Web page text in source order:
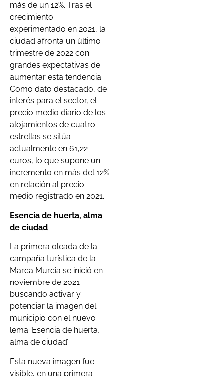
más de un 12%. Tras el
crecimiento
experimentado en 2021, la
ciudad afronta un último
trimestre de 2022 con
grandes expectativas de
aumentar esta tendencia.
Como dato destacado, de
interés para el sector, el
precio medio diario de los
alojamientos de cuatro
estrellas se sitúa
actualmente en 61,22
euros, lo que supone un
incremento en más del 12%
en relación al precio
medio registrado en 2021.
Esencia de huerta, alma
de ciudad
La primera oleada de la
campaña turística de la
Marca Murcia se inició en
noviembre de 2021
buscando activar y
potenciar la imagen del
municipio con el nuevo
lema ‘Esencia de huerta,
alma de ciudad’.
Esta nueva imagen fue
visible, en una primera